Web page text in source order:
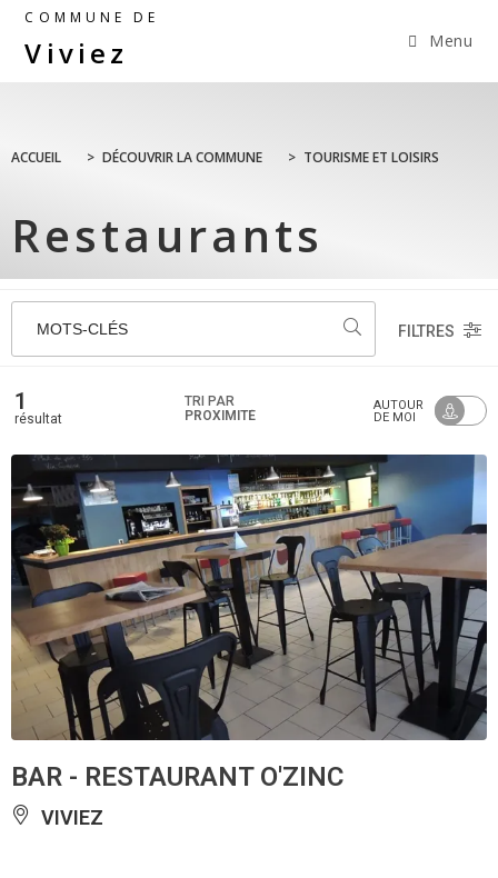
COMMUNE DE
Viviez Menu
ACCUEIL > DÉCOUVRIR LA COMMUNE > TOURISME ET LOISIRS
Restaurants
MOTS-CLÉS FILTRES
1
résultat
TRI PAR
PROXIMITÉ
AUTOUR
DE MOI
BAR - RESTAURANT O'ZINC
VIVIEZ